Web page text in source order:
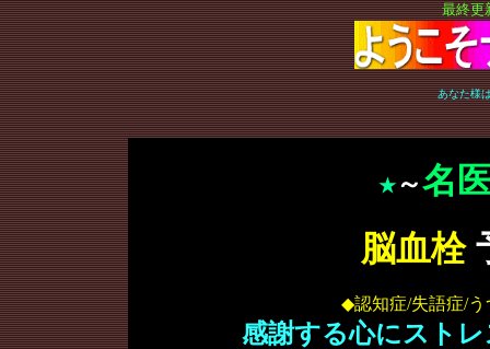
最終更
あなた様
★～名
脳血栓
◆認知症/失語症/
感謝する心にスト